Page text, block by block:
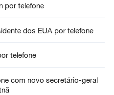
por telefone
dos EUA por telefone
telefone
com novo secretário-geral